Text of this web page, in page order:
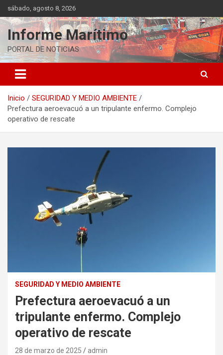
Saltar
al
contenido
sábado, agosto 8, 2026
Informe Marítimo
PORTAL DE NOTICIAS
Inicio
SEGURIDAD Y MEDIO AMBIENTE
Prefectura aeroevacuó a un tripulante enfermo. Complejo
operativo de rescate
SEGURIDAD Y MEDIO AMBIENTE
Prefectura aeroevacuó a un
tripulante enfermo. Complejo
operativo de rescate
28 de marzo de 2025 admin